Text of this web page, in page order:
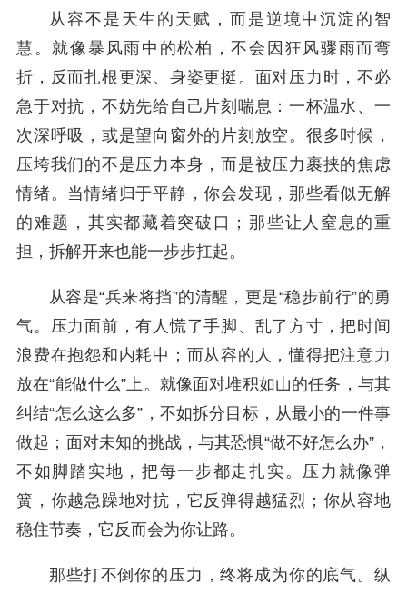
从容不是天生的天赋，而是逆境中沉淀的智
慧。就像暴风雨中的松柏，不会因狂风骤雨而弯
折，反而扎根更深、身姿更挺。面对压力时，不必
急于对抗，不妨先给自己片刻喘息：一杯温水、一
次深呼吸，或是望向窗外的片刻放空。很多时候，
压垮我们的不是压力本身，而是被压力裹挟的焦虑
情绪。当情绪归于平静，你会发现，那些看似无解
的难题，其实都藏着突破口；那些让人窒息的重
担，拆解开来也能一步步扛起。
从容是“兵来将挡”的清醒，更是“稳步前行”的勇
气。压力面前，有人慌了手脚、乱了方寸，把时间
浪费在抱怨和内耗中；而从容的人，懂得把注意力
放在“能做什么”上。就像面对堆积如山的任务，与其
纠结“怎么这么多”，不如拆分目标，从最小的一件事
做起；面对未知的挑战，与其恐惧“做不好怎么办”，
不如脚踏实地，把每一步都走扎实。压力就像弹
簧，你越急躁地对抗，它反弹得越猛烈；你从容地
稳住节奏，它反而会为你让路。
那些打不倒你的压力，终将成为你的底气。纵